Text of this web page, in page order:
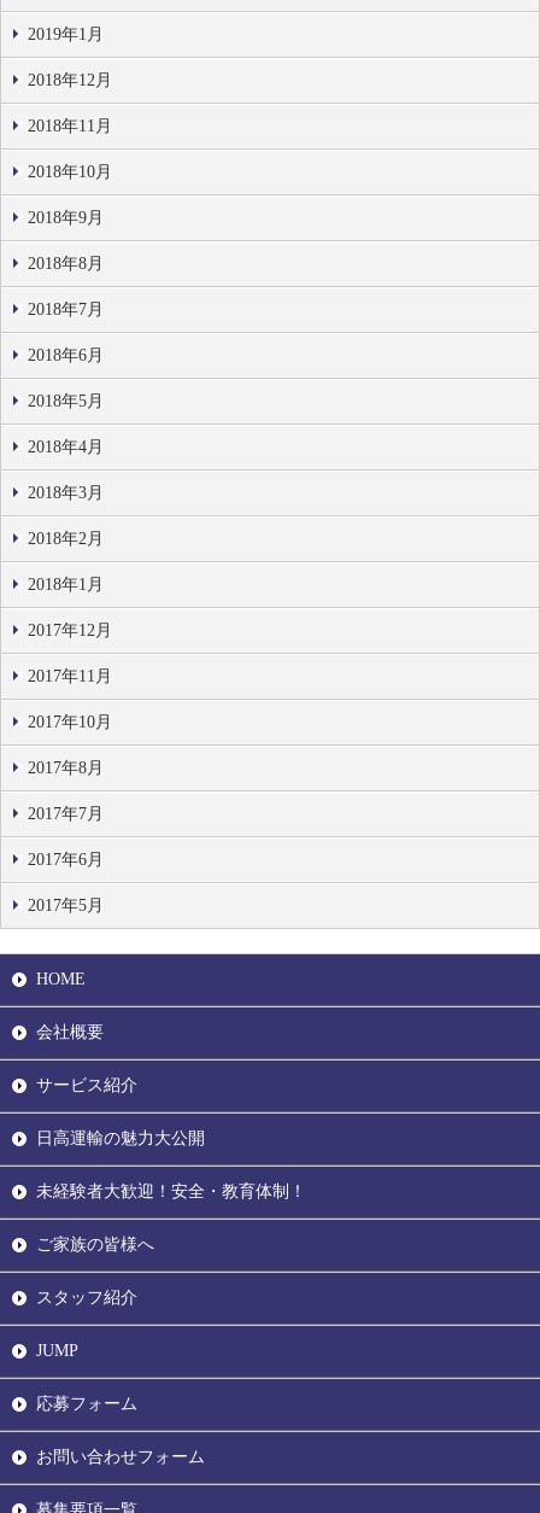
2019年1月
2018年12月
2018年11月
2018年10月
2018年9月
2018年8月
2018年7月
2018年6月
2018年5月
2018年4月
2018年3月
2018年2月
2018年1月
2017年12月
2017年11月
2017年10月
2017年8月
2017年7月
2017年6月
2017年5月
HOME
会社概要
サービス紹介
日高運輸の魅力大公開
未経験者大歓迎！安全・教育体制！
ご家族の皆様へ
スタッフ紹介
JUMP
応募フォーム
お問い合わせフォーム